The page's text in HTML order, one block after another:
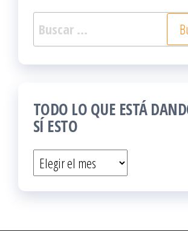
Buscar:
TODO LO QUE ESTÁ
SÍ ESTO
Todo